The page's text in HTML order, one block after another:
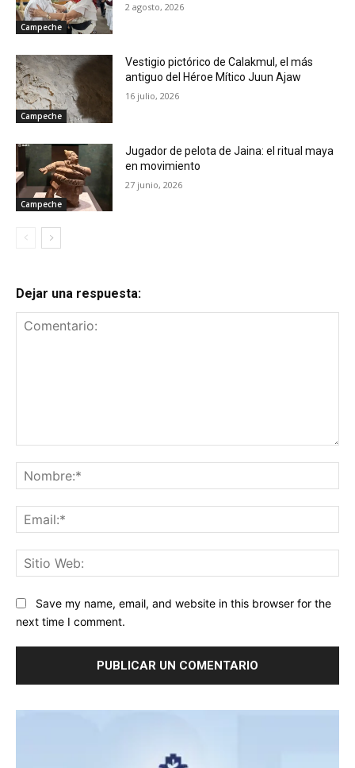
Campeche
2 agosto, 2026
Campeche
Vestigio pictórico de Calakmul, el más
antiguo del Héroe Mítico Juun Ajaw
16 julio, 2026
Campeche
Jugador de pelota de Jaina: el ritual maya
en movimiento
27 junio, 2026
Dejar una respuesta:
Save my name, email, and website in this browser for the
next time I comment.